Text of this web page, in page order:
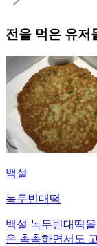
전을 먹은 유저
백설
녹두빈대떡
백설 녹두빈대떡
은 촉촉하면서도